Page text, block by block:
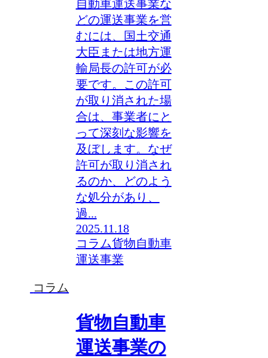
自動車運送事業な
どの運送事業を営
むには、国土交通
大臣または地方運
輸局長の許可が必
要です。この許可
が取り消された場
合は、事業者にと
って深刻な影響を
及ぼします。なぜ
許可が取り消され
るのか、どのよう
な処分があり、
過...
2025.11.18
コラム貨物自動車
運送事業
コラム
貨物自動車
運送事業の